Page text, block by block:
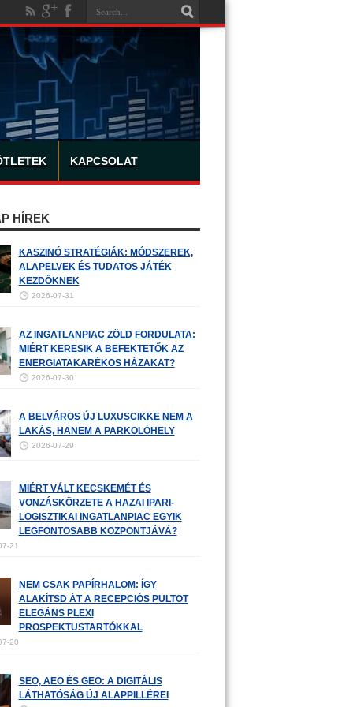
KAPCSOLAT
HÍREK
KASZINÓ STRATÉGIÁK: MÓDSZEREK,
ALAPELVEK ÉS TUDATOS JÁTÉK
KEZDŐKNEK
2026-07-31
AZ INGATLANPIAC ZÖLD FORDULATA:
MIÉRT KERESIK A BEFEKTETŐK AZ
ENERGIATAKARÉKOS HÁZAKAT?
2026-07-30
A BELVÁROS ÚJ LUXUSCIKKE NEM A
LAKÁS, HANEM A PARKOLÓHELY
2026-07-29
MIÉRT VÁLT KECSKEMÉT ÉS
VONZÁSKÖRZETE A HAZAI IPARI-
LOGISZTIKAI INGATLANPIAC EGYIK
LEGFONTOSABB KÖZPONTJÁVÁ?
21
NEM CSAK PAPÍRHALOM: ÍGY
ALAKÍTSD ÁT A RECEPCIÓS PULTOT
ELEGÁNS PLEXI
PROSPEKTUSTARTÓKKAL
20
SEO, AEO ÉS GEO: A DIGITÁLIS
LÁTHATÓSÁG ÚJ ALAPPILLÉREI